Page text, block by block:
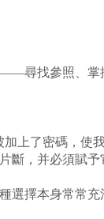
尋找參照、掌
了密碼，使
斷，并必須賦予
選擇本身常常